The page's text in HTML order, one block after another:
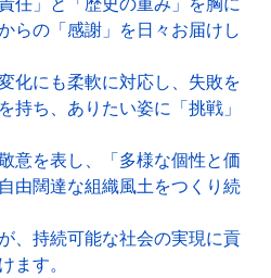
らの「感謝」を日々お届けし
化にも柔軟に対応し、失敗を
持ち、ありたい姿に「挑戦」
意を表し、「多様な個性と価
由闊達な組織風土をつくり続
、持続可能な社会の実現に貢
ます。